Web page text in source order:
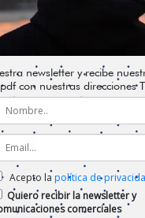
newsletter y recibe
con nuestras direcciones
Acepto la política de
Quiero recibir la newsletter y
comerciales